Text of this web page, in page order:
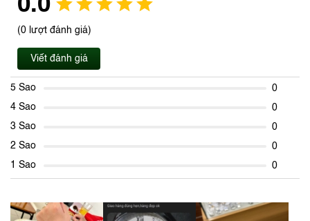
0.0
(0 lượt đánh giá)
Viết đánh giá
5 Sao
0
4 Sao
0
3 Sao
0
2 Sao
0
1 Sao
0